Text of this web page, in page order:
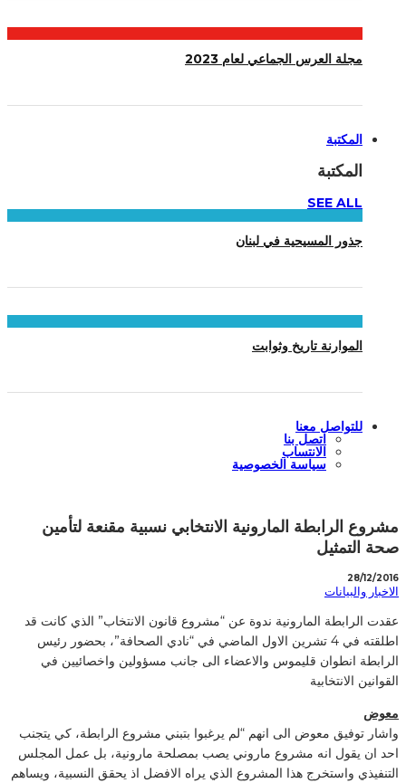
مجلة العرس الجماعي لعام 2023
المكتبة
المكتبة
SEE ALL
جذور المسيحية في لبنان
الموارنة تاريخ وثوابت
للتواصل معنا
اتصل بنا
الانتساب
سياسة الخصوصية
مشروع الرابطة المارونية الانتخابي نسبية مقنعة لتأمين
صحة التمثيل
28/12/2016
الاخبار والبيانات
عقدت الرابطة المارونية ندوة عن “مشروع قانون الانتخاب” الذي كانت قد
اطلقته في 4 تشرين الاول الماضي في “نادي الصحافة”، بحضور رئيس
الرابطة انطوان قليموس والاعضاء الى جانب مسؤولين واخصائيين في
القوانين الانتخابية
معوض
واشار توفيق معوض الى انهم “لم يرغبوا بتبني مشروع الرابطة، كي يتجنب
احد ان يقول انه مشروع ماروني يصب بمصلحة مارونية، بل عمل المجلس
التنفيذي واستخرج هذا المشروع الذي يراه الافضل اذ يحقق النسبية، ويساهم